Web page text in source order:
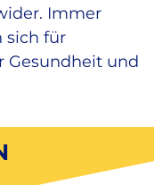
Immer
sich für
Gesundheit und